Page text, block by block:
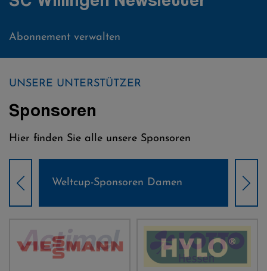
Abonnement verwalten
UNSERE UNTERSTÜTZER
Sponsoren
Hier finden Sie alle unsere Sponsoren
Weltcup-Sponsoren Damen